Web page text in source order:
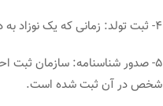
4- ثبت تولد: زمانی که یک نوزاد به دنیا می‌آید، باید تولد او در سازمان ثبت احوال ثبت شود تا مدارک شناسایی او صادر گردد.
5- صدور شناسنامه: سازمان ثبت
شخص در آن ثبت شده است.